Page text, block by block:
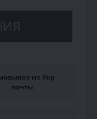
из Укр
почты